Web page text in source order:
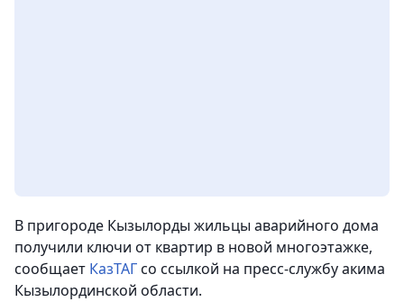
В пригороде Кызылорды жильцы аварийного дома
получили ключи от квартир в новой многоэтажке,
сообщает КазТАГсо ссылкой на пресс-службу акима
Кызылординской области.